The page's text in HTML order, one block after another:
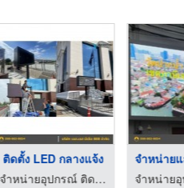
ติดตั้ง LED กลางแจ้ง
จำหน่ายอุปกรณ์ ติดตั้งจอ LED ทุกระบบ - เอส เอส มีเดีย 888